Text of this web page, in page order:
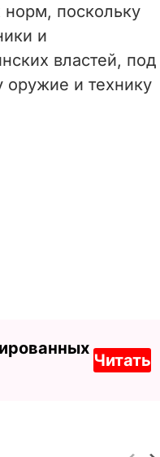
поскольку
и
властей, под
оружие и технику
Читать